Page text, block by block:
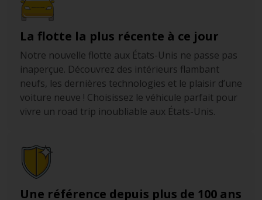
La flotte la plus récente à ce jour
Notre nouvelle flotte aux États-Unis ne passe pas
inaperçue. Découvrez des intérieurs flambant
neufs, les dernières technologies et le plaisir d’une
voiture neuve ! Choisissez le véhicule parfait pour
vivre un road trip inoubliable aux États-Unis.
Une référence depuis plus de 100 ans